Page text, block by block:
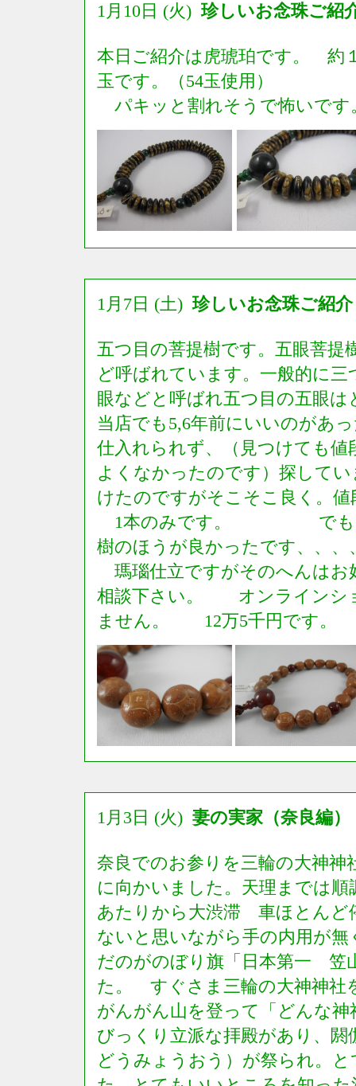
1月10日 (火)珍しいお念珠ご紹
本日ご紹介は虎琥珀です。 約
玉です。（54玉使用）
パキッと割れそうで怖いです
1月7日 (土)珍しいお念珠ご紹介
五つ目の菩提樹です。五眼菩提
ど呼ばれています。一般的に
眼などと呼ばれ五つ目の五眼
当店でも5,6年前にいいのがあ
仕入れられず、（見つけても値
よくなかったのです）探して
けたのですがそこそこ良く。
1本のみです。 でも、
樹のほうが良かったです、、、
瑪瑙仕立ですがそのへんはお
相談下さい。 オンラインシ
ません。 12万5千円です。
1月3日 (火) 妻の実家（奈良編）
奈良でのお参りを三輪の大神神
に向かいました。天理までは
あたりから大渋滞 車ほとんど
ないと思いながら手の内用が
だのがのぼり旗「日本第一 笠
た。 すぐさま三輪の大神神社
がんがん山を登って「どんな
びっくり立派な拝殿があり、閼
どうみょうおう）が祭られ。